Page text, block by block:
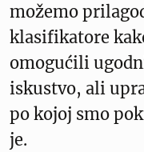
možemo
klasifikatore
omogućili
iskustvo, ali
po kojoj smo
je.